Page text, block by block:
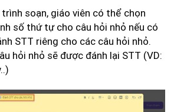
soạn, giáo viên có thể chọn
số thứ tự cho câu hỏi nhỏ nếu có
STT riêng cho các câu hỏi nhỏ.
hỏi nhỏ sẽ được đánh lại STT (VD: